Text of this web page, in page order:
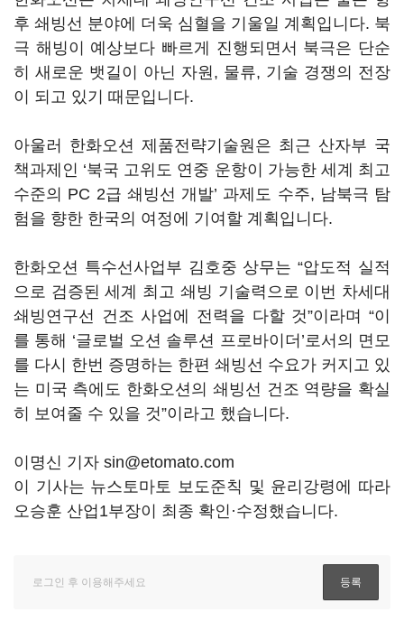
후 쇄빙선 분야에 더욱 심혈을 기울일 계획입니다. 북
극 해빙이 예상보다 빠르게 진행되면서 북극은 단순
히 새로운 뱃길이 아닌 자원, 물류, 기술 경쟁의 전장
이 되고 있기 때문입니다.
아울러 한화오션 제품전략기술원은 최근 산자부 국
책과제인 ‘북국 고위도 연중 운항이 가능한 세계 최고
수준의 PC 2급 쇄빙선 개발’ 과제도 수주, 남북극 탐
험을 향한 한국의 여정에 기여할 계획입니다.
한화오션 특수선사업부 김호중 상무는 “압도적 실적
으로 검증된 세계 최고 쇄빙 기술력으로 이번 차세대
쇄빙연구선 건조 사업에 전력을 다할 것”이라며 “이
를 통해 ‘글로벌 오션 솔루션 프로바이더’로서의 면모
를 다시 한번 증명하는 한편 쇄빙선 수요가 커지고 있
는 미국 측에도 한화오션의 쇄빙선 건조 역량을 확실
히 보여줄 수 있을 것”이라고 했습니다.
이명신 기자 sin@etomato.com
이 기사는 뉴스토마토 보도준칙 및 윤리강령에 따라
오승훈 산업1부장이 최종 확인·수정했습니다.